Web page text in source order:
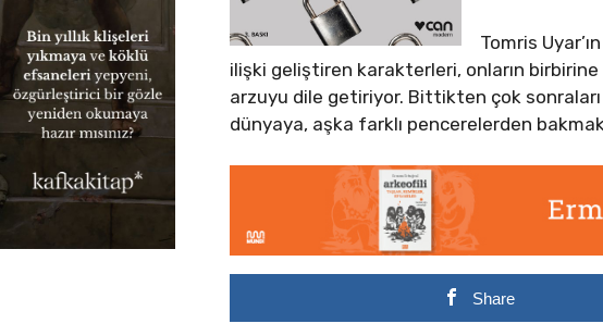
Tomris
ilişki geliştiren karakterleri, onların
arzuyu dile getiriyor. Bittikten çok
dünyaya, aşka farklı pencerelerden
Share